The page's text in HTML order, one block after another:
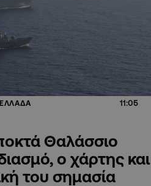
ΕΛΛΑΔΑ 11:05
Θαλάσσιο
ο χάρτης και
του σημασία